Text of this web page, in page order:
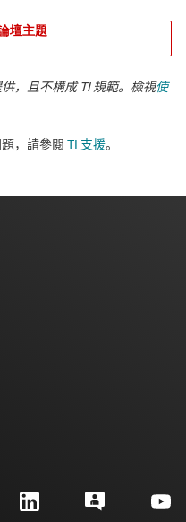
壇主題
，且不構成 TI 規範。檢視使
，請參閱 TI 支援。​​​​​​​​​​​​​​